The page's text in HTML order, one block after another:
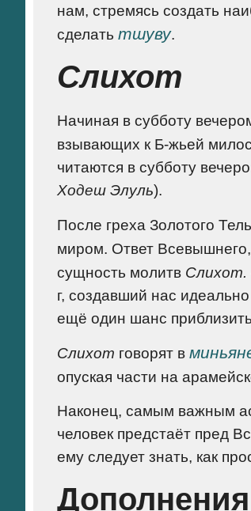
нам, стремясь создать
сделать тшуву.
Слихот
Начиная в субботу
взывающих к Б-жьей
читаются в субботу
Ходеш Элуль).
После греха Золотого
миром. Ответ
сущность молитв Слихот.
г, создавший нас
ещё один шанс
Слихот говорят в
опуская части на
Наконец, самым важным
человек предстаёт пред
ему следует знать, как